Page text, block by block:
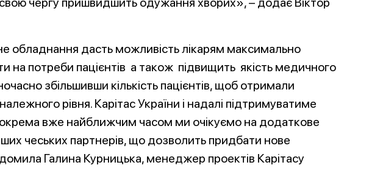
дасть можливість лікарям максимально
на потреби пацієнтів а також підвищить якість медичного
збільшивши кількість пацієнтів, щоб отримали
рівня. Карітас України і надалі підтримуватиме
вже найближчим часом ми очікуємо на додаткове
чеських партнерів, що дозволить придбати нове
Галина Курницька, менеджер проектів Карітасу